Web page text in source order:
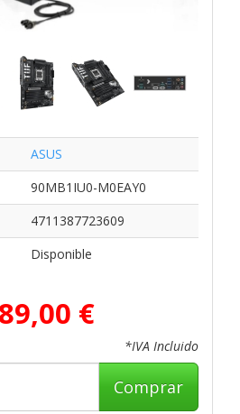
ASUS
90MB1IU0-M0EAY0
4711387723609
Disponible
€
*IVA Incluido
Comprar